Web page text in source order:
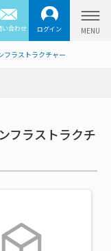
い合わせ ログイン
フラストラクチャー
フラストラクチ